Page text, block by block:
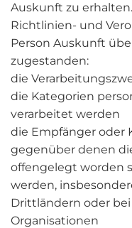
Auskunft zu
Richtlinien- und
Person Auskunft
zugestanden:
die
die Kategorien
verarbeitet werden
die Empfänger oder
gegenüber denen
offengelegt worden
werden,
Drittländern oder
Organisationen